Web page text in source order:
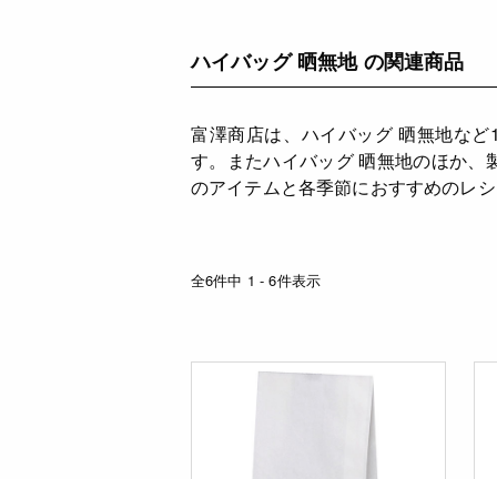
ハイバッグ 晒無地 の関連商品
富澤商店は、ハイバッグ 晒無地な
す。またハイバッグ 晒無地のほか、
のアイテムと各季節におすすめのレ
全6件中 1 - 6件表示